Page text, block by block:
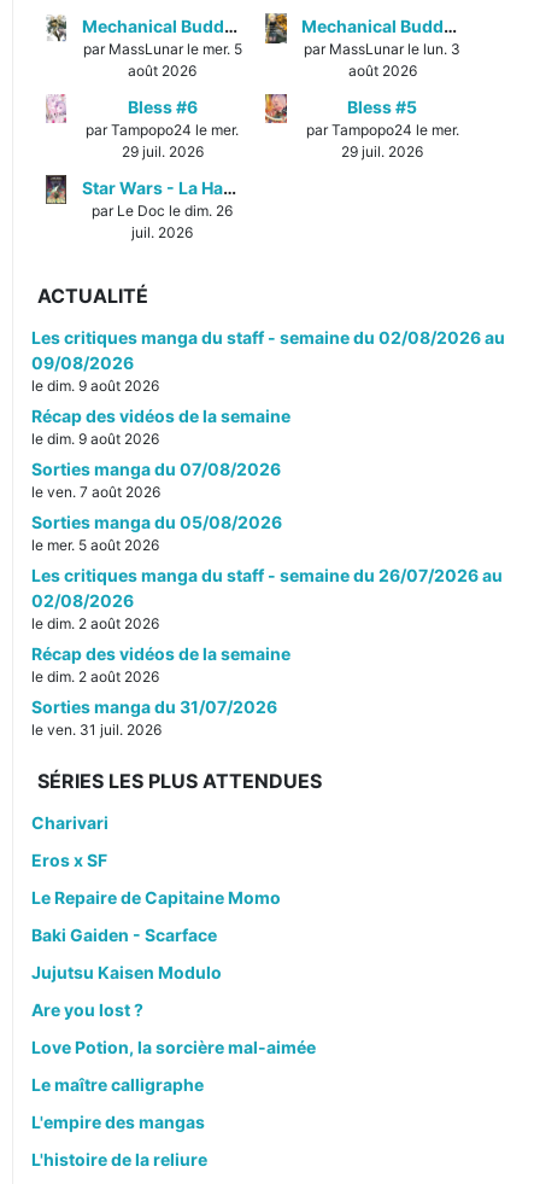
Mechanical Buddy Universe #1
par MassLunar le mer. 5
août 2026
Mechanical Buddy Universe #0
par MassLunar le lun. 3
août 2026
Bless #6
par Tampopo24 le mer.
29 juil. 2026
Bless #5
par Tampopo24 le mer.
29 juil. 2026
Star Wars - La Haute République - Un équilibre fragile
par Le Doc le dim. 26
juil. 2026
ACTUALITÉ
Les critiques manga du staff - semaine du 02/08/2026 au
09/08/2026
le dim. 9 août 2026
Récap des vidéos de la semaine
le dim. 9 août 2026
Sorties manga du 07/08/2026
le ven. 7 août 2026
Sorties manga du 05/08/2026
le mer. 5 août 2026
Les critiques manga du staff - semaine du 26/07/2026 au
02/08/2026
le dim. 2 août 2026
Récap des vidéos de la semaine
le dim. 2 août 2026
Sorties manga du 31/07/2026
le ven. 31 juil. 2026
SÉRIES LES PLUS ATTENDUES
Charivari
Eros x SF
Le Repaire de Capitaine Momo
Baki Gaiden - Scarface
Jujutsu Kaisen Modulo
Are you lost ?
Love Potion, la sorcière mal-aimée
Le maître calligraphe
L'empire des mangas
L'histoire de la reliure